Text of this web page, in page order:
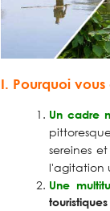
I. Pourquoi
Un cadre
sereines
l'agitation
Une
touristiques